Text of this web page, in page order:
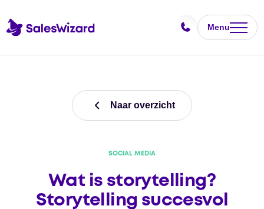
Menu
Naar overzicht
SOCIAL MEDIA
Wat is storytelling?
Storytelling succesvol